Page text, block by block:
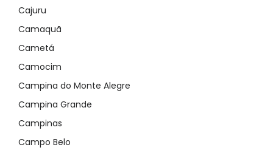
Cajuru
Camaquã
Cametá
Camocim
Campina do Monte Alegre
Campina Grande
Campinas
Campo Belo